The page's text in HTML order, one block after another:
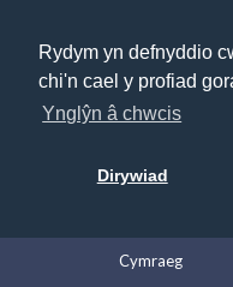
Rydym yn defnyddio
chi'n cael y profiad
Ynglŷn â chwcis
Dirywiad
Cymraeg